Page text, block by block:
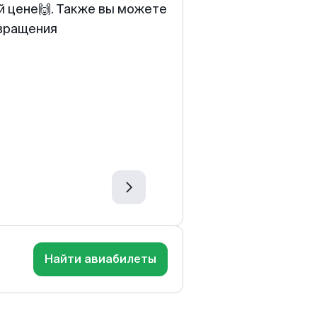
цене🙌. Также вы можете
Найти авиабилеты